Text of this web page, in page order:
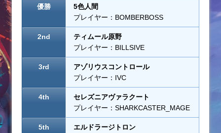
優勝
5色人間
プレイヤー：BOMBERBOSS
2nd
ティムール原野
プレイヤー：BILLSIVE
3rd
アゾリウスコントロール
プレイヤー：IVC
4th
セレズニアヴァラクート
プレイヤー：SHARKCASTER_MAGE
5th
エルドラージトロン